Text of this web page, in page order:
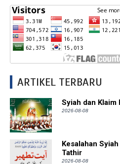
ARTIKEL TERBARU
Syiah dan Klaim
2026-08-08
Kesalahan
Tathir
2026-08-08